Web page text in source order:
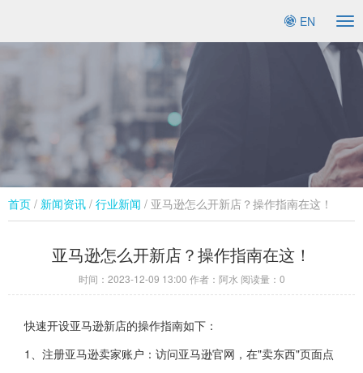
EN
首页 / 新闻资讯 / 行业新闻​ / 亚马逊怎么开新店？操作指南在这！
亚马逊怎么开新店？操作指南在这！
时间： 2023-12-09 13:00 作者：阿水 阅读量： 0
快速开设亚马逊新店的操作指南如下：
1、注册亚马逊卖家账户：访问亚马逊官网，在"卖东西"页面点